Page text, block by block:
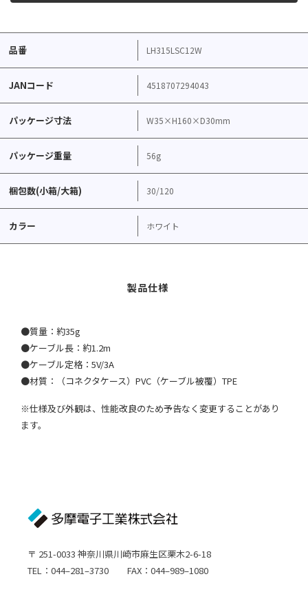
品番 LH315LSC12W
JANコード 4518707294043
パッケージ寸法 W35×H160×D30mm
パッケージ重量 56g
梱包数(小箱/大箱) 30/120
カラー ホワイト
●質量：約35g
●ケーブル長：約1.2m
●ケーブル定格：5V/3A
●材質：（コネクタケース）PVC（ケーブル被覆）TPE
※仕様及び外観は、性能改良のため予告なく変更することがあり
ます。
〒 251-0033 神奈川県川崎市麻生区栗木2-6-18
TEL：044–281–3730 FAX：044–989–1080